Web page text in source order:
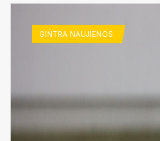
GINTRA NAUJIENOS